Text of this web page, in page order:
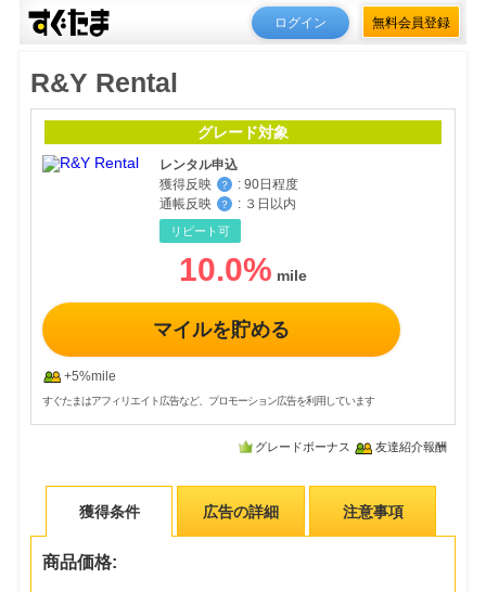
ログイン 無料会員登録
R&Y Rental
グレード対象
レンタル申込
獲得反映
？ : 90日程度
通帳反映
？ : ３日以内
リピート可
10.0%
マイルを貯める
+5%mile
すぐたまはアフィリエイト広告など、プロモーション広告を利用しています
グレードボーナス 友達紹介報酬
獲得条件 広告の詳細 注意事項
商品価格: